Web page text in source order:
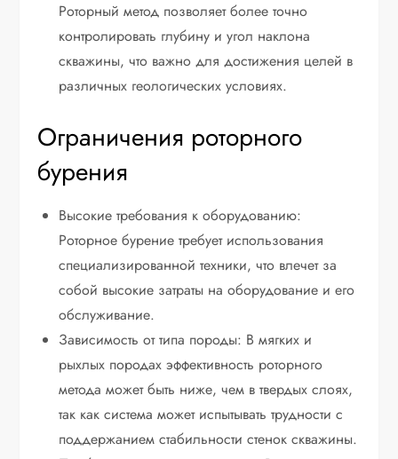
Роторный метод позволяет более точно
контролировать глубину и угол наклона
скважины, что важно для достижения целей в
различных геологических условиях.
Ограничения роторного
бурения
Высокие требования к оборудованию:
Роторное бурение требует использования
специализированной техники, что влечет за
собой высокие затраты на оборудование и его
обслуживание.
Зависимость от типа породы: В мягких и
рыхлых породах эффективность роторного
метода может быть ниже, чем в твердых слоях,
так как система может испытывать трудности с
поддержанием стабильности стенок скважины.